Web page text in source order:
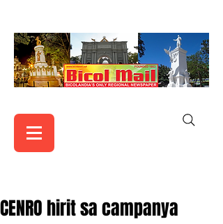
CENRO hirit sa campanya